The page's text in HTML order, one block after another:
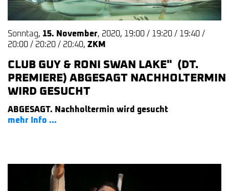
Sonntag, 15. November, 2020,
19:00 / 19:20 / 19:40 /
20:00 / 20:20 / 20:40, ZKM
CLUB GUY & RONI SWAN LAKE" (DT.
PREMIERE) ABGESAGT NACHHOLTERMIN
WIRD GESUCHT
ABGESAGT. Nachholtermin wird gesucht
mehr Info ...